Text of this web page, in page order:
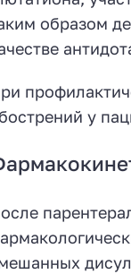
образом
у